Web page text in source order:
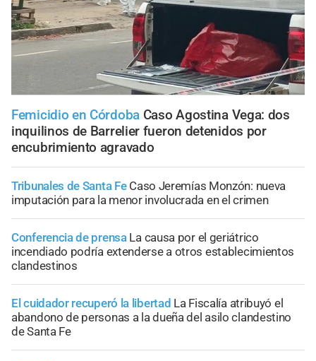
Femicidio en Córdoba Caso Agostina Vega: dos
inquilinos de Barrelier fueron detenidos por
encubrimiento agravado
Tribunales de Santa Fe Caso Jeremías Monzón: nueva
imputación para la menor involucrada en el crimen
Conferencia de prensa La causa por el geriátrico
incendiado podría extenderse a otros establecimientos
clandestinos
El cuidador recuperó la libertad La Fiscalía atribuyó el
abandono de personas a la dueña del asilo clandestino
de Santa Fe